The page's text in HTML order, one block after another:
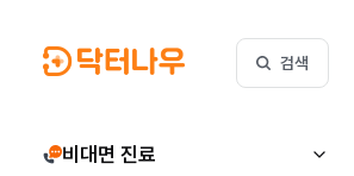
검색
비대면 진료